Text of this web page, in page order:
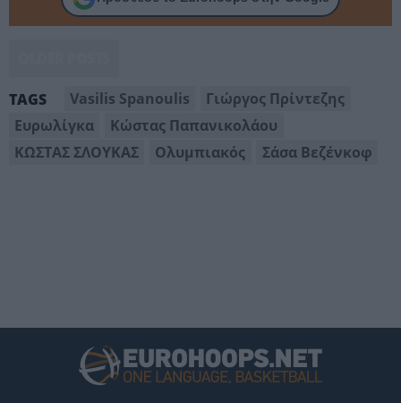
TAGS Vasilis Spanoulis
Γιώργος Πρίντεζης
Ευρωλίγκα
Κώστας Παπανικολάου
ΚΩΣΤΑΣ ΣΛΟΥΚΑΣ
Ολυμπιακός Σάσα Βεζένκοφ